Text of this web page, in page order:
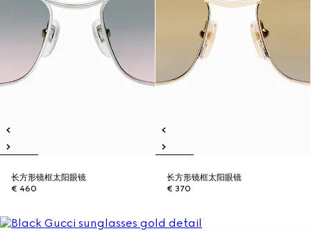
长方形镜框太阳眼镜
€ 460
长方形镜框太阳眼镜
€ 370